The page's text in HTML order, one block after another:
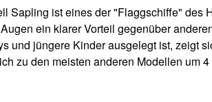
Sapling ist eines der "Flaggschiffe" des
ein klarer Vorteil gegenüber
und jüngere Kinder ausgelegt ist, zeigt
zu den meisten anderen Modellen um 4